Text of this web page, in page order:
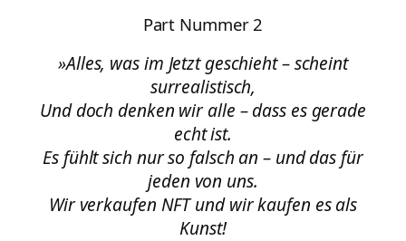
Part Nummer 2
»Alles, was im Jetzt geschieht – scheint
surrealistisch,
Und doch denken wir alle – dass es gerade
echt ist.
Es fühlt sich nur so falsch an – und das für
jeden von uns.
Wir verkaufen NFT und wir kaufen es als
Kunst!